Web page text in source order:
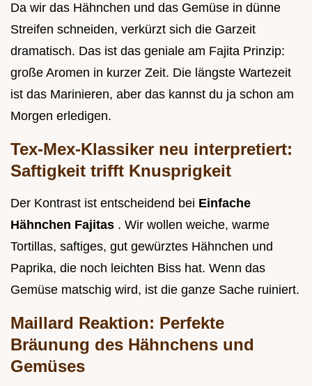
Da wir das Hähnchen und das Gemüse in dünne
Streifen schneiden, verkürzt sich die Garzeit
dramatisch. Das ist das geniale am Fajita Prinzip:
große Aromen in kurzer Zeit. Die längste Wartezeit
ist das Marinieren, aber das kannst du ja schon am
Morgen erledigen.
Tex-Mex-Klassiker neu interpretiert:
Saftigkeit trifft Knusprigkeit
Der Kontrast ist entscheidend bei Einfache
Hähnchen Fajitas . Wir wollen weiche, warme
Tortillas, saftiges, gut gewürztes Hähnchen und
Paprika, die noch leichten Biss hat. Wenn das
Gemüse matschig wird, ist die ganze Sache ruiniert.
Maillard Reaktion: Perfekte
Bräunung des Hähnchens und
Gemüses